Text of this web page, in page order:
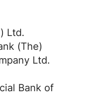
Ltd.
(The)
Ltd.
Bank of